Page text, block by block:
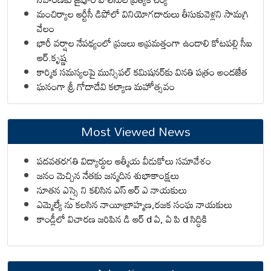
మంచిర్యాల ఆర్టీసీ డిపోలో వినియోగదారులు తీసుకువెళ్లని సామగ్రి
వేలం
భారీ వర్షాల నేపథ్యంలో ప్రజలు అప్రమత్తంగా ఉండాలి కోటపల్లి సీఐ
ఆర్.కృష్ణ
కార్మిక సమస్యలపై మున్సిపల్ కమిషనర్‌కు వినతి పత్రం అందజేత
ఘనంగా శ్రీ గోదాదేవి కల్యాణ మహోత్సవం
Most Viewed News
పదవతరగతి విద్యార్థుల ఆత్మీయ వీడుకోలు సమావేశం
జనం మెచ్చిన నేతకు జన్మదిన శుభాకాంక్షలు
నూతన ఎస్సై ని కలిసిన ఎస్ ఆర్ ఎ నాయకులు
ఎమ్మెల్యే ను కలసిన నాయీబ్రాహ్మణ,రజక సంఘ నాయకులు
కాండ్లీలో విచారణ జరిపిన డి ఆర్ d ఏ, ఏ పి d సిద్ధికి